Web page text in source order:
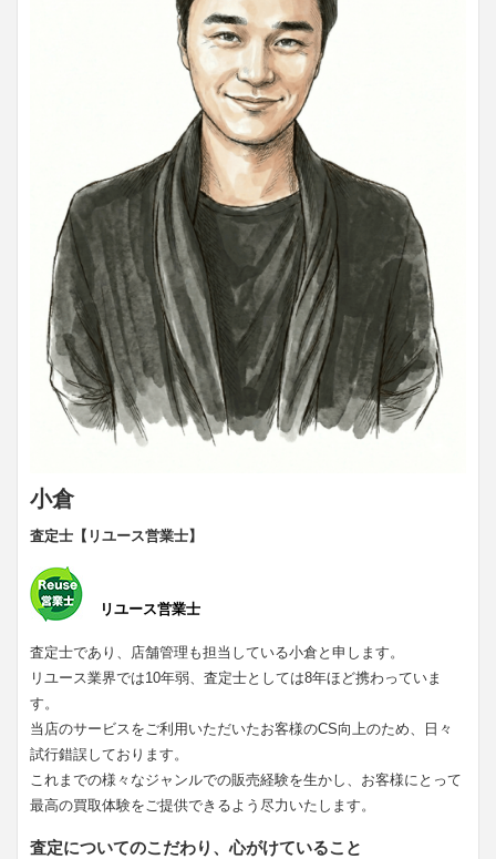
小倉
査定士【リユース営業士】
リユース営業士
査定士であり、店舗管理も担当している小倉と申します。
リユース業界では10年弱、査定士としては8年ほど携わっていま
す。
当店のサービスをご利用いただいたお客様のCS向上のため、日々
試行錯誤しております。
これまでの様々なジャンルでの販売経験を生かし、お客様にとって
最高の買取体験をご提供できるよう尽力いたします。
査定についてのこだわり、心がけていること